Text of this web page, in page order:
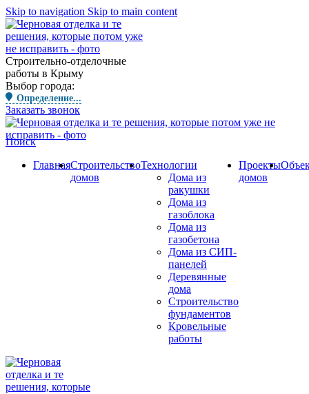
Skip to navigation Skip to main content
Строительно-отделочные
работы в Крыму
Выбор города:
Определение...
Заказать звонок
Поиск
ГлавнаяСтроительство
домов
Технологии
Дома из
ракушки
Дома из
газоблока
Дома из
газобетона
Дома из СИП-
панелей
Деревянные
дома
Строительство
фундаментов
Кровельные
работы
Проекты
домов